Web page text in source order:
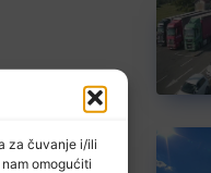
za čuvanje i/ili
omogućiti